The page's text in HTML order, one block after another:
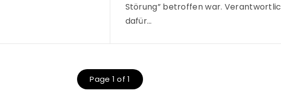
Störung” betroffen war.
dafür…
Page 1 of 1